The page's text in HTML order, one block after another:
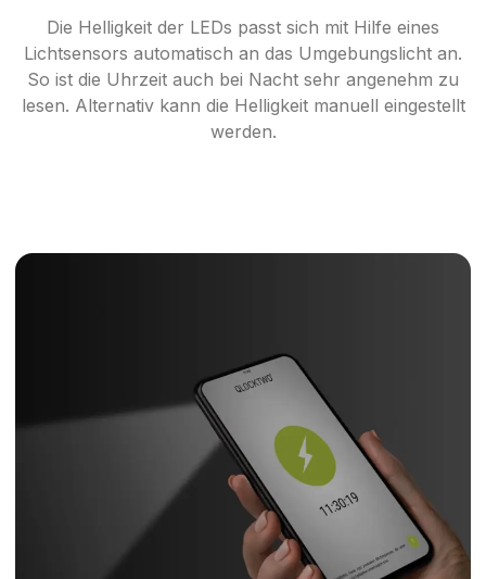
Die Helligkeit der LEDs passt sich mit Hilfe eines
Lichtsensors automatisch an das Umgebungslicht an.
So ist die Uhrzeit auch bei Nacht sehr angenehm zu
lesen. Alternativ kann die Helligkeit manuell eingestellt
werden.